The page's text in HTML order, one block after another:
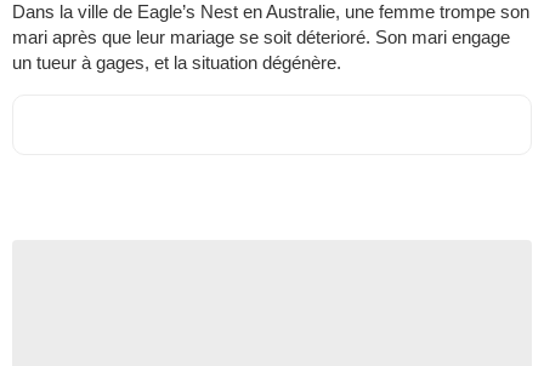
Dans la ville de Eagle’s Nest en Australie, une femme trompe son
mari après que leur mariage se soit déterioré. Son mari engage
un tueur à gages, et la situation dégénère.